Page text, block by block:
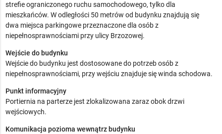
strefie ograniczonego ruchu samochodowego, tylko dla
mieszkańców. W odległości 50 metrów od budynku znajdują się
dwa miejsca parkingowe przeznaczone dla osób z
niepełnosprawnościami przy ulicy Brzozowej.
Wejście do budynku
Wejście do budynku jest dostosowane do potrzeb osób z
niepełnosprawnościami, przy wejściu znajduje się winda schodowa.
Punkt informacyjny
Portiernia na parterze jest zlokalizowana zaraz obok drzwi
wejściowych.
Komunikacja pozioma wewnątrz budynku